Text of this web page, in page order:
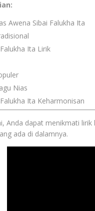
Awena Sibai Falukha Ita
Ita Lirik
Nias
Ita Keharmonisan
Anda dapat menikmati
ada di dalamnya.